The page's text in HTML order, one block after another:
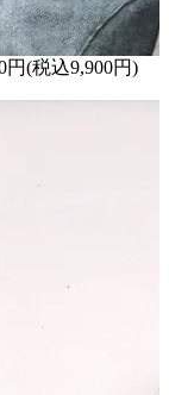
円(税込9,900円)